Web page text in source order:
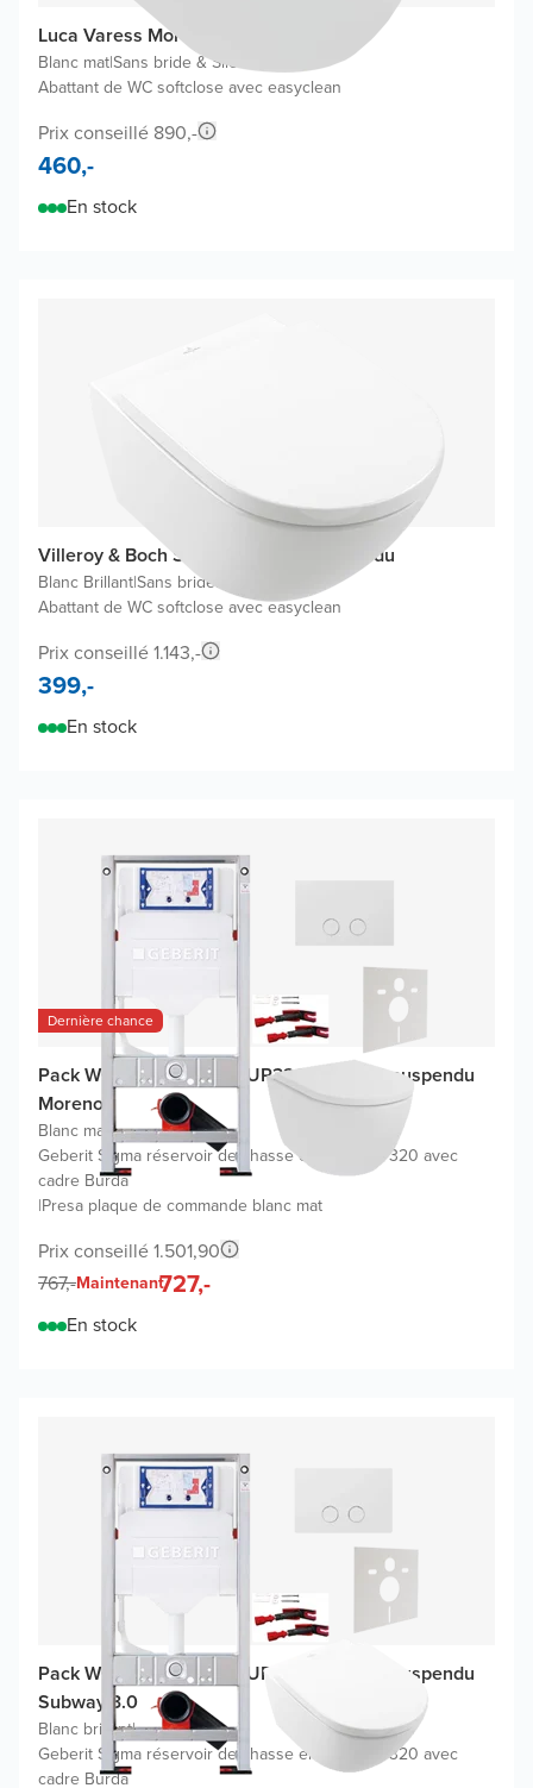
Luca Varess Moreno WC suspendu
Blanc mat|Sans bride & SilentFlush
Abattant de WC softclose avec easyclean
Prix conseillé 890,-
460,-
En stock
Villeroy & Boch Subway 3.0 WC suspendu
Blanc Brillant|Sans bride|
Abattant de WC softclose avec easyclean
Prix conseillé 1.143,-
399,-
En stock
Dernière chance
Pack WC promo Geberit UP320 avec WC suspendu
Moreno
Blanc mat |
Geberit Sigma réservoir de chasse encastré UP320 avec
cadre Burda
|Presa plaque de commande blanc mat
Prix conseillé 1.501,90
767,-Maintenant727,-
En stock
Pack WC promo Geberit UP320 avec WC suspendu
Subway 3.0
Blanc brillant|
Geberit Sigma réservoir de chasse encastré UP320 avec
cadre Burda